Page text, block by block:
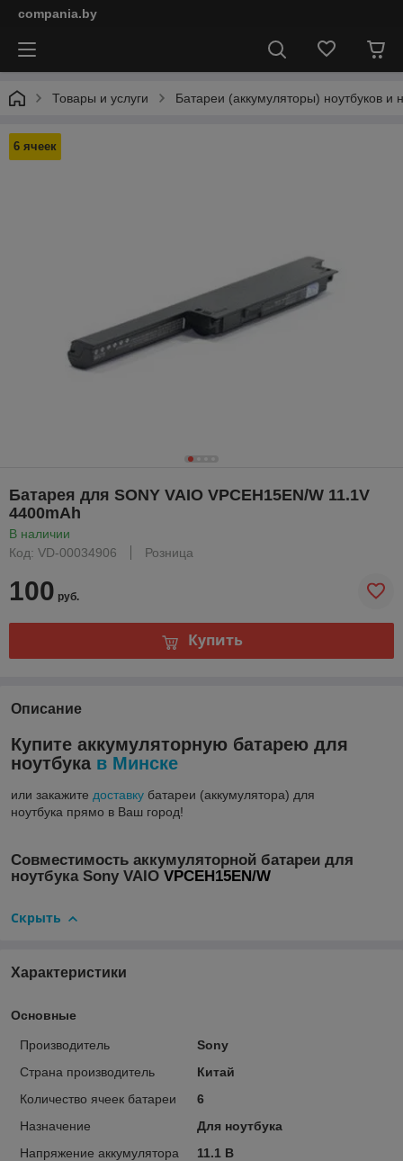
compania.by
Товары и услуги Батареи (аккумуляторы) ноутбуков и
6 ячеек
Батарея для SONY VAIO VPCEH15EN/W 11.1V
4400mAh
В наличии
Код: VD-00034906
Розница
100 руб.
Купить
Описание
Купите аккумуляторную батарею для
ноутбука в Минске
или закажите доставку батареи (аккумулятора) для
ноутбука прямо в Ваш город!
Совместимость аккумуляторной батареи для
ноутбука Sony VAIO VPCEH15EN/W
Скрыть
Характеристики
Основные
Производитель
Sony
Страна производитель
Китай
Количество ячеек батареи
6
Назначение
Для ноутбука
Напряжение аккумулятора
11.1 В